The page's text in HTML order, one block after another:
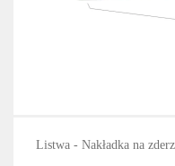
Listwa - Nakładka na